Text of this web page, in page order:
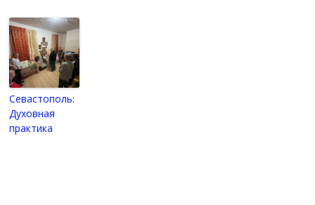
Севастополь:
Духовная
практика